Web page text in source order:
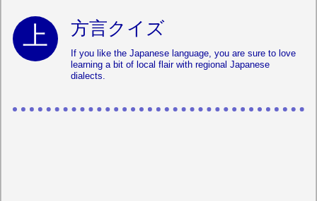
方言クイズ
If you like the Japanese language, you are sure to love
learning a bit of local flair with regional Japanese
dialects.